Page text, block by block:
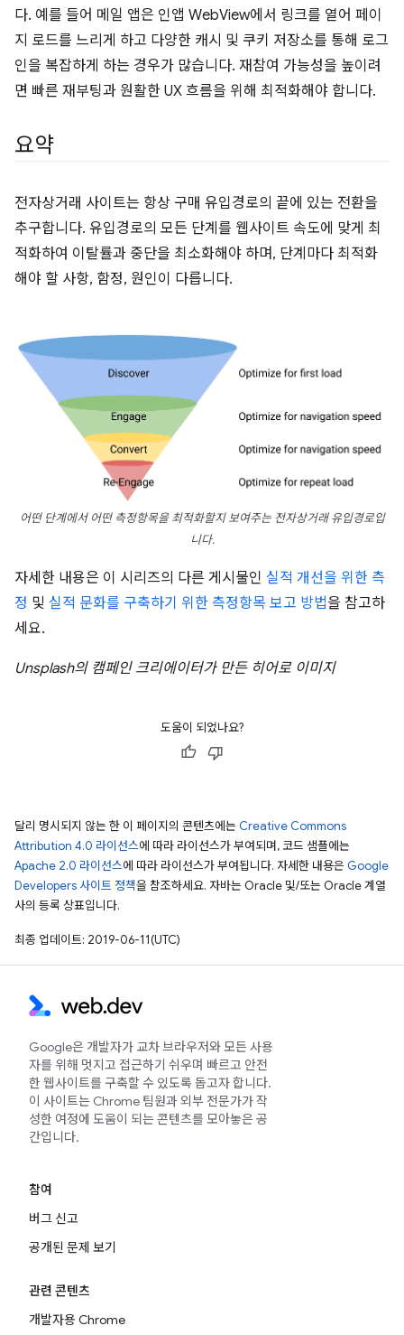
다. 예를 들어 메일 앱은 인앱 WebView에서 링크를 열어 페이
지 로드를 느리게 하고 다양한 캐시 및 쿠키 저장소를 통해 로그
인을 복잡하게 하는 경우가 많습니다. 재참여 가능성을 높이려
면 빠른 재부팅과 원활한 UX 흐름을 위해 최적화해야 합니다.
요약
전자상거래 사이트는 항상 구매 유입경로의 끝에 있는 전환을
추구합니다. 유입경로의 모든 단계를 웹사이트 속도에 맞게 최
적화하여 이탈률과 중단을 최소화해야 하며, 단계마다 최적화
해야 할 사항, 함정, 원인이 다릅니다.
어떤 단계에서 어떤 측정항목을 최적화할지 보여주는 전자상거래 유입경로입
니다.
자세한 내용은 이 시리즈의 다른 게시물인 실적 개선을 위한 측
정 및 실적 문화를 구축하기 위한 측정항목 보고 방법을 참고하
세요.
Unsplash의 캠페인 크리에이터가 만든 히어로 이미지
도움이 되었나요?
달리 명시되지 않는 한 이 페이지의 콘텐츠에는 Creative Commons
Attribution 4.0 라이선스에 따라 라이선스가 부여되며, 코드 샘플에는
Apache 2.0 라이선스에 따라 라이선스가 부여됩니다. 자세한 내용은 Google
Developers 사이트 정책을 참조하세요. 자바는 Oracle 및/또는 Oracle 계열
사의 등록 상표입니다.
최종 업데이트: 2019-06-11(UTC)
Google은 개발자가 교차 브라우저와 모든 사용
자를 위해 멋지고 접근하기 쉬우며 빠르고 안전
한 웹사이트를 구축할 수 있도록 돕고자 합니다.
이 사이트는 Chrome 팀원과 외부 전문가가 작
성한 여정에 도움이 되는 콘텐츠를 모아놓은 공
간입니다.
참여
버그 신고
공개된 문제 보기
관련 콘텐츠
개발자용 Chrome